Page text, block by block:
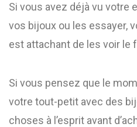
Si vous avez déjà vu votre
vos bijoux ou les essayer,
est attachant de les voir le
Si vous pensez que le
votre tout-petit avec des
choses à l’esprit avant